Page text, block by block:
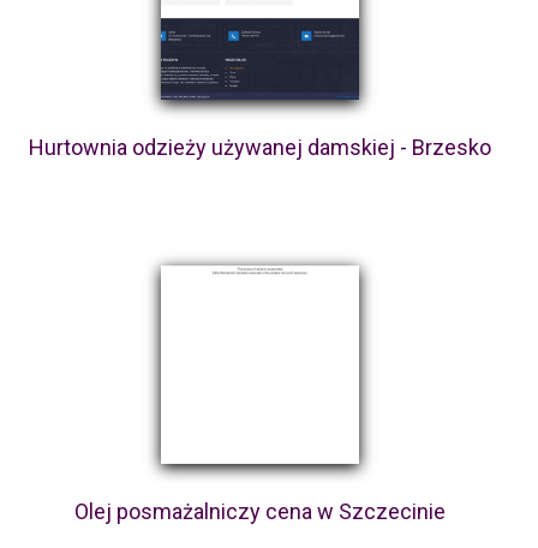
Hurtownia odzieży używanej damskiej - Brzesko
Olej posmażalniczy cena w Szczecinie